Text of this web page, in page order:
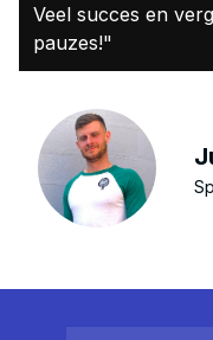
Veel succes en
pauzes!"